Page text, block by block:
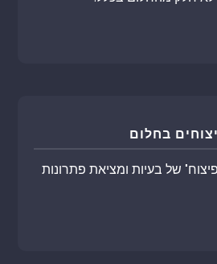
בחלום
של בעיות ומציאת פתרונות